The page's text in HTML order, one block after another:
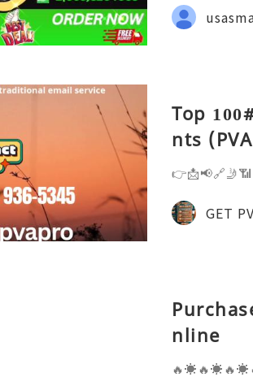
ions of
ommunities.
Top
nts
pro.com
Accounts |
GET
nline